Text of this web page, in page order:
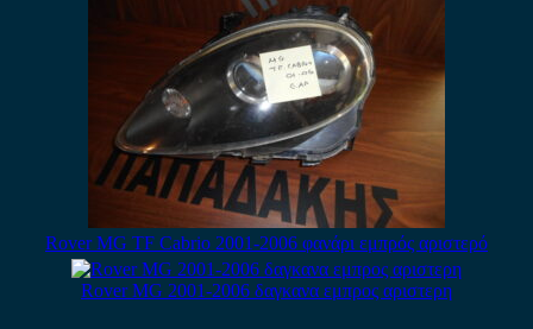
Rover MG TF Cabrio 2001-2006 φανάρι εμπρός αριστερό
Rover MG 2001-2006 δαγκανα εμπρος αριστερη